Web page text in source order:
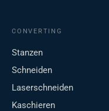
CONVERTING
Stanzen
Schneiden
Laserschneiden
Kaschieren